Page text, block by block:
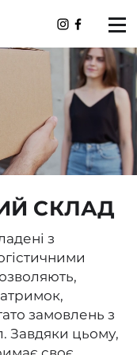
СКЛАД
з
замовлень з
Завдяки цьому,